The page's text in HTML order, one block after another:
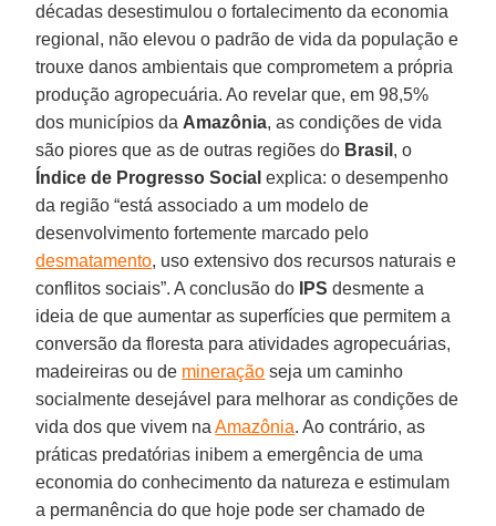
décadas desestimulou o fortalecimento da economia
regional, não elevou o padrão de vida da população e
trouxe danos ambientais que comprometem a própria
produção agropecuária. Ao revelar que, em 98,5%
dos municípios da Amazônia, as condições de vida
são piores que as de outras regiões do Brasil , o
Índice de Progresso Social explica: o desempenho
da região “está associado a um modelo de
desenvolvimento fortemente marcado pelo
desmatamento, uso extensivo dos recursos naturais e
conflitos sociais”. A conclusão do
IPS desmente a
ideia de que aumentar as superfícies que permitem a
conversão da floresta para atividades agropecuárias,
madeireiras ou de mineração seja um caminho
socialmente desejável para melhorar as condições de
vida dos que vivem naAmazônia. Ao contrário, as
práticas predatórias inibem a emergência de uma
economia do conhecimento da natureza e estimulam
a permanência do que hoje pode ser chamado de